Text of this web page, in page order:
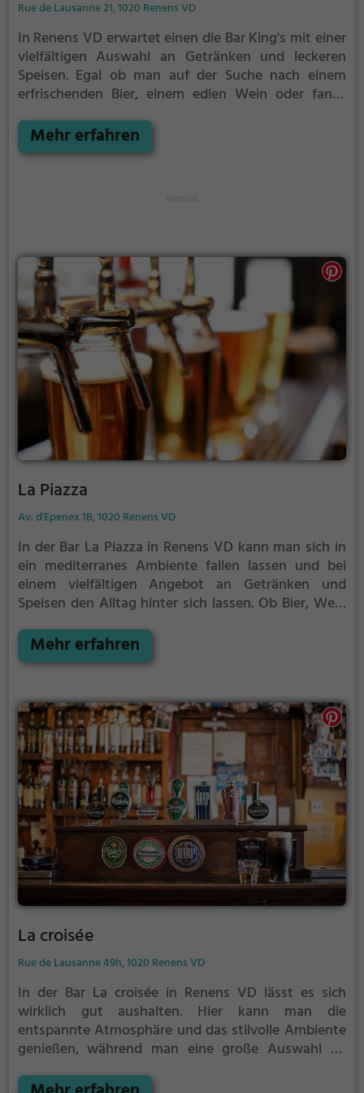
Rue de Lausanne 21, 1020 Renens VD
In Renens VD erwartet einen die Bar King's mit einer
vielfältigen Auswahl an Getränken und leckeren
Speisen. Egal ob man auf der Suche nach einem
erfrischenden Bier, einem edlen Wein oder fancy
Atmosphäre lädt dazu ein, sich zurückzulehnen und
den Abend in angenehmer Gesellschaft zu genießen.
Mehr erfahren
La Piazza
Av. d'Epenex 1B, 1020 Renens VD
In der Bar La Piazza in Renens VD kann man sich in
ein mediterranes Ambiente fallen lassen und bei
einem vielfältigen Angebot an Getränken und
Speisen den Alltag hinter sich lassen. Ob Bier, Wein
seine Kosten. Die gemütliche Atmosphäre lädt zum
Verweilen ein und das freundliche Personal sorgt
einen entspannten Feierabend oder einen
unterhaltsamen Abend mit Freunden, in der Bar La
Piazza findet man die perfekte Location. Ein Ort, der
zum Genießen und Entspannen einlädt.
Mehr erfahren
La croisée
Rue de Lausanne 49h, 1020 Renens VD
In der Bar La croisée in Renens VD lässt es sich
wirklich gut aushalten. Hier kann man die
entspannte Atmosphäre und das stilvolle Ambiente
genießen, während man eine große Auswahl an
auf ein erfrischendes Bier hat oder doch lieber einen